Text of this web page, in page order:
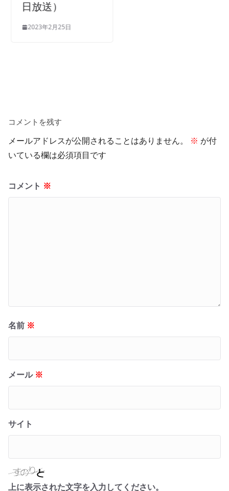
日放送）
2023年2月25日
コメントを残す
メールアドレスが公開されることはありません。 ※ が付
いている欄は必須項目です
コメント ※
名前 ※
メール ※
サイト
上に表示された文字を入力してください。